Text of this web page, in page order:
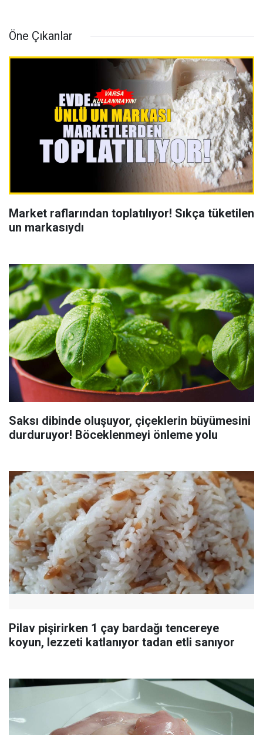
Öne Çıkanlar
Market raflarından toplatılıyor! Sıkça tüketilen
un markasıydı
Saksı dibinde oluşuyor, çiçeklerin büyümesini
durduruyor! Böceklenmeyi önleme yolu
Pilav pişirirken 1 çay bardağı tencereye
koyun, lezzeti katlanıyor tadan etli sanıyor